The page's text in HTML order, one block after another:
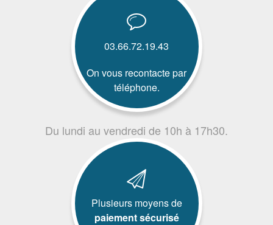
03.66.72.19.43
On vous recontacte par
téléphone.
Du lundi au vendredi de 10h à 17h30.
Plusieurs moyens de
paiement sécurisé